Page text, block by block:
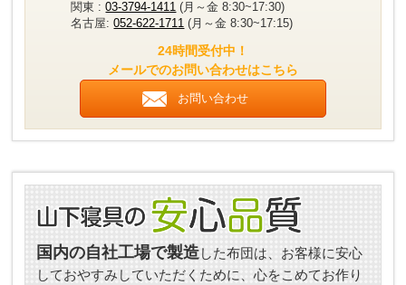
関東 :03-3794-1411 (月～金 8:30~17:30)
名古屋:052-622-1711 (月～金 8:30~17:15)
24時間受付中！
メールでのお問い合わせはこちら
お問い合わせ
国内の自社工場で製造した布団は、お客様に安心
しておやすみしていただくために、心をこめてお作り